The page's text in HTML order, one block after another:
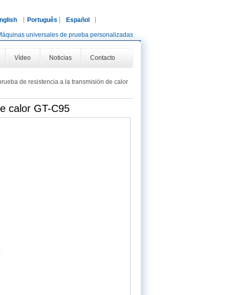
Português Español
universales de prueba personalizadas
Vídeo Noticias Contacto
de resistencia a la transmisión de calor
calor GT-C95